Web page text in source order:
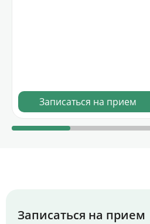
Записаться на прием
Записаться на прием